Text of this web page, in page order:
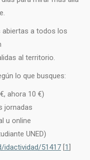
abiertas a todos los
al territorio.
lo que busques:
ahora 10 €)
jornadas
u online
UNED)
idactividad/51417 [1]